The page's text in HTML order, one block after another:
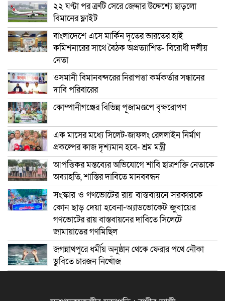
২২ ঘণ্টা পর ত্রুটি সেরে জেদ্দার উদ্দেশ্যে ছাড়লো
বিমানের ফ্লাইট
বাংলাদেশে এসে মার্কিন দূতের ভারতের হাই
কমিশনারের সাথে বৈঠক অপ্রত্যাশিত- বিরোধী দলীয়
নেতা
ওসমানী বিমানবন্দরের নিরাপত্তা কর্মকর্তার সন্ধানের
দাবি পরিবারের
কোম্পানীগঞ্জের বিভিন্ন পূজামণ্ডপে বৃক্ষরোপণ
এক মাসের মধ্যে সিলেট-জাফলং রেললাইন নির্মাণ
প্রকল্পের কাজ দৃশ্যমান হবে- শ্রম মন্ত্রী
আপত্তিকর মন্তব্যের অভিযোগে শাবি ছাত্রশক্তি নেতাকে
অব্যাহতি, শাস্তির দাবিতে মানববন্ধন
সংস্কার ও গণভোটের রায় বাস্তবায়নে সরকারকে
কোন ছাড় দেয়া হবেনা-অ্যাডভোকেট জুবায়ের
গণভোটের রায় বাস্তবায়নের দাবিতে সিলেটে
জামায়াতের গণমিছিল
জগন্নাথপুরে ধর্মীয় অনুষ্ঠান থেকে ফেরার পথে নৌকা
ডুবিতে চারজন নিখোঁজ